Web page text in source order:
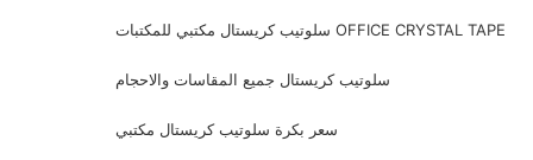
سلوتيب كريستال مكتبي للمكتبات OFFICE CRYSTAL TAPE
سلوتيب كريستال جميع المقاسات والاحجام
سعر بكرة سلوتيب كريستال مكتبي